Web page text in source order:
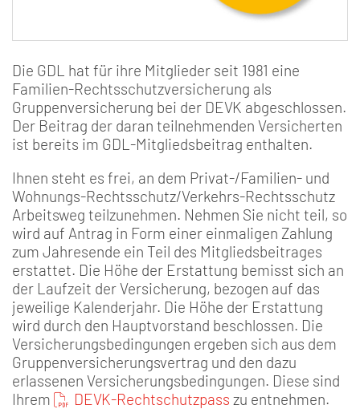
Die GDL hat für ihre Mitglieder seit 1981 eine
Familien-Rechtsschutzversicherung als
Gruppenversicherung bei der DEVK abgeschlossen.
Der Beitrag der daran teilnehmenden Versicherten
ist bereits im GDL-Mitgliedsbeitrag enthalten.
Ihnen steht es frei, an dem Privat-/Familien- und
Wohnungs-Rechtsschutz/Verkehrs-Rechtsschutz
Arbeitsweg teilzunehmen. Nehmen Sie nicht teil, so
wird auf Antrag in Form einer einmaligen Zahlung
zum Jahresende ein Teil des Mitgliedsbeitrages
erstattet. Die Höhe der Erstattung bemisst sich an
der Laufzeit der Versicherung, bezogen auf das
jeweilige Kalenderjahr. Die Höhe der Erstattung
wird durch den Hauptvorstand beschlossen. Die
Versicherungsbedingungen ergeben sich aus dem
Gruppenversicherungsvertrag und den dazu
erlassenen Versicherungsbedingungen. Diese sind
Ihrem
DEVK-Rechtschutzpass zu entnehmen.